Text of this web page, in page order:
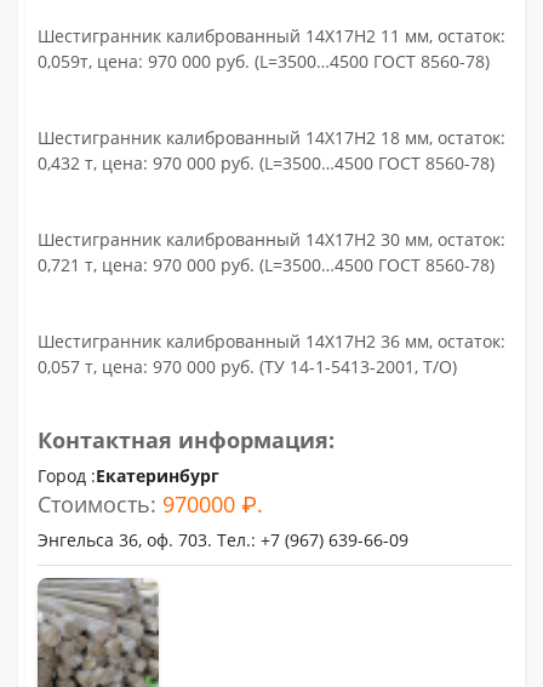
Шестигранник калиброванный 14Х17Н2 11 мм, остаток:
0,059т, цена: 970 000 руб. (L=3500…4500 ГОСТ 8560-78)
Шестигранник калиброванный 14Х17Н2 18 мм, остаток:
0,432 т, цена: 970 000 руб. (L=3500…4500 ГОСТ 8560-78)
Шестигранник калиброванный 14Х17Н2 30 мм, остаток:
0,721 т, цена: 970 000 руб. (L=3500…4500 ГОСТ 8560-78)
Шестигранник калиброванный 14Х17Н2 36 мм, остаток:
0,057 т, цена: 970 000 руб. (ТУ 14-1-5413-2001, Т/О)
Контактная информация:
Город :Екатеринбург
Стоимость: 970000 ₽.
Энгельса 36, оф. 703. Тел.: +7 (967) 639-66-09